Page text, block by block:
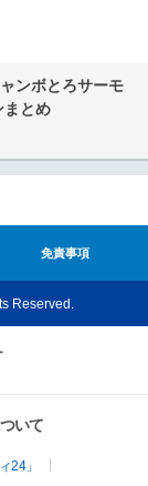
ンボとろサーモ
まとめ
免責事項
Reserved.
いて
24」